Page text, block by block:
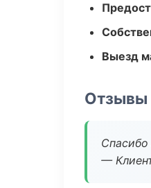
Выезд
Отзывы
—